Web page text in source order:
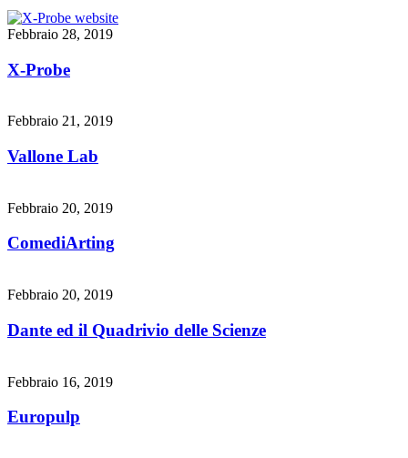
Febbraio 28, 2019
X-Probe
Febbraio 21, 2019
Vallone Lab
Febbraio 20, 2019
ComediArting
Febbraio 20, 2019
Dante ed il Quadrivio delle Scienze
Febbraio 16, 2019
Europulp